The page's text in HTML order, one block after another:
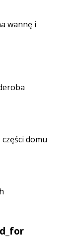
wannę i
domu